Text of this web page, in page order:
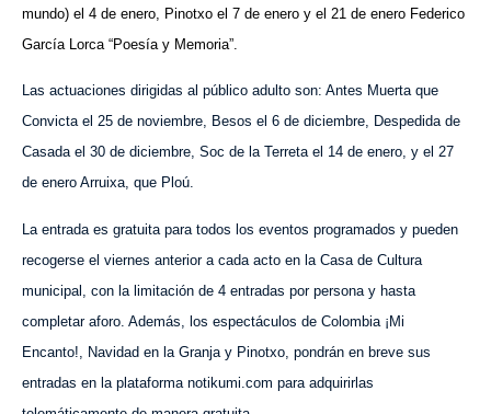
mundo) el 4 de enero, Pinotxo el 7 de enero y el 21 de enero Federico
García Lorca “Poesía y Memoria”.
Las actuaciones dirigidas al público adulto son: Antes Muerta que
Convicta el 25 de noviembre, Besos el 6 de diciembre, Despedida de
Casada el 30 de diciembre, Soc de la Terreta el 14 de enero, y el 27
de enero Arruixa, que Ploú.
La entrada es gratuita para todos los eventos programados y pueden
recogerse el viernes anterior a cada acto en la Casa de Cultura
municipal, con la limitación de 4 entradas por persona y hasta
completar aforo. Además, los espectáculos de Colombia ¡Mi
Encanto!, Navidad en la Granja y Pinotxo, pondrán en breve sus
entradas en la plataforma notikumi.com para adquirirlas